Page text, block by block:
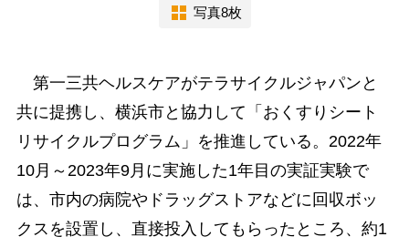
写真8枚
第一三共ヘルスケアがテラサイクルジャパンと
共に提携し、横浜市と協力して「おくすりシート
リサイクルプログラム」を推進している。2022年
10月～2023年9月に実施した1年目の実証実験で
は、市内の病院やドラッグストアなどに回収ボッ
クスを設置し、直接投入してもらったところ、約1